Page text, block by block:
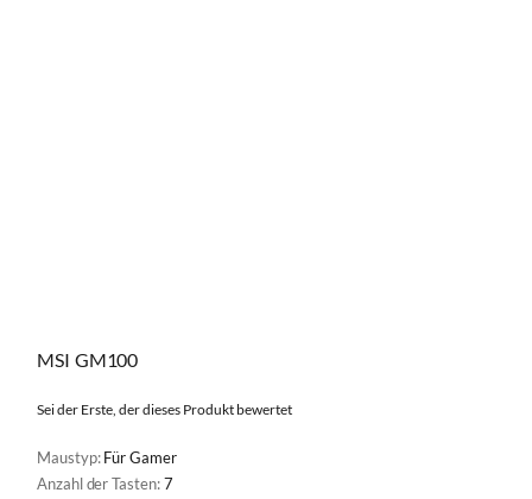
MSI GM100
Sei der Erste, der dieses Produkt bewertet
Maustyp:Für Gamer
Anzahl der Tasten:7